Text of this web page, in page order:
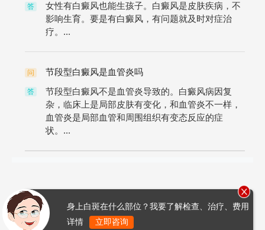
答
女性有白癜风也能生孩子。白癜风是皮肤疾病，不
影响生育。要是有白癜风，有问题就及时对症治
疗。...
问 节段型白癜风是血管炎吗
答
节段型白癜风不是血管炎导致的。白癜风病因复
杂，临床上是局部皮肤有变化，和血管炎不一样，
血管炎是局部血管和周围组织有变态反应的症
状。...
身上白斑在什么部位？我要了解检查、治疗、费用
详情
立即咨询